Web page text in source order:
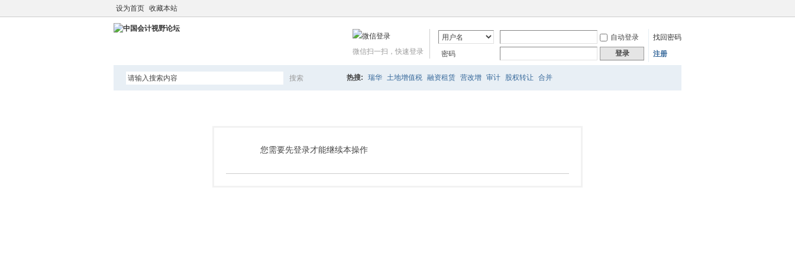
设为首页 收藏本站
自动登录
找回密码
密码
登录 注册
微信扫一扫，快速登录
搜索
索
热搜: 瑞华 土地增值税 融资租赁 营改增 审计 股权转让 合并
您需要先登录才能继续本操作